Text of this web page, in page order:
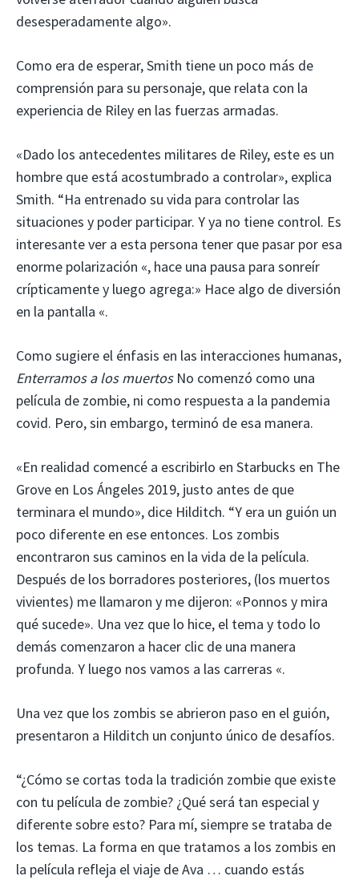
desesperadamente algo».
Como era de esperar, Smith tiene un poco más de
comprensión para su personaje, que relata con la
experiencia de Riley en las fuerzas armadas.
«Dado los antecedentes militares de Riley, este es un
hombre que está acostumbrado a controlar», explica
Smith. “Ha entrenado su vida para controlar las
situaciones y poder participar. Y ya no tiene control. Es
interesante ver a esta persona tener que pasar por esa
enorme polarización «, hace una pausa para sonreír
crípticamente y luego agrega:» Hace algo de diversión
en la pantalla «.
Como sugiere el énfasis en las interacciones humanas,
Enterramos a los muertosNo comenzó como una
película de zombie, ni como respuesta a la pandemia
covid. Pero, sin embargo, terminó de esa manera.
«En realidad comencé a escribirlo en Starbucks en The
Grove en Los Ángeles 2019, justo antes de que
terminara el mundo», dice Hilditch. “Y era un guión un
poco diferente en ese entonces. Los zombis
encontraron sus caminos en la vida de la película.
Después de los borradores posteriores, (los muertos
vivientes) me llamaron y me dijeron: «Ponnos y mira
qué sucede». Una vez que lo hice, el tema y todo lo
demás comenzaron a hacer clic de una manera
profunda. Y luego nos vamos a las carreras «.
Una vez que los zombis se abrieron paso en el guión,
presentaron a Hilditch un conjunto único de desafíos.
“¿Cómo se cortas toda la tradición zombie que existe
con tu película de zombie? ¿Qué será tan especial y
diferente sobre esto? Para mí, siempre se trataba de
los temas. La forma en que tratamos a los zombis en
la película refleja el viaje de Ava … cuando estás